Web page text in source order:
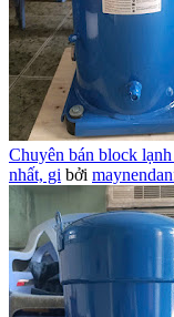
Chuyên bán block
nhất, gi bởi